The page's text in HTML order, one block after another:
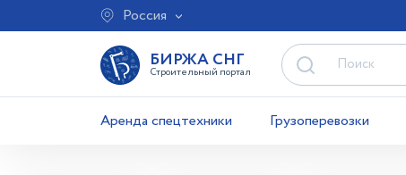
Россия
БИРЖА СНГ
Строительный портал
Аренда спецтехники Грузоперевозки